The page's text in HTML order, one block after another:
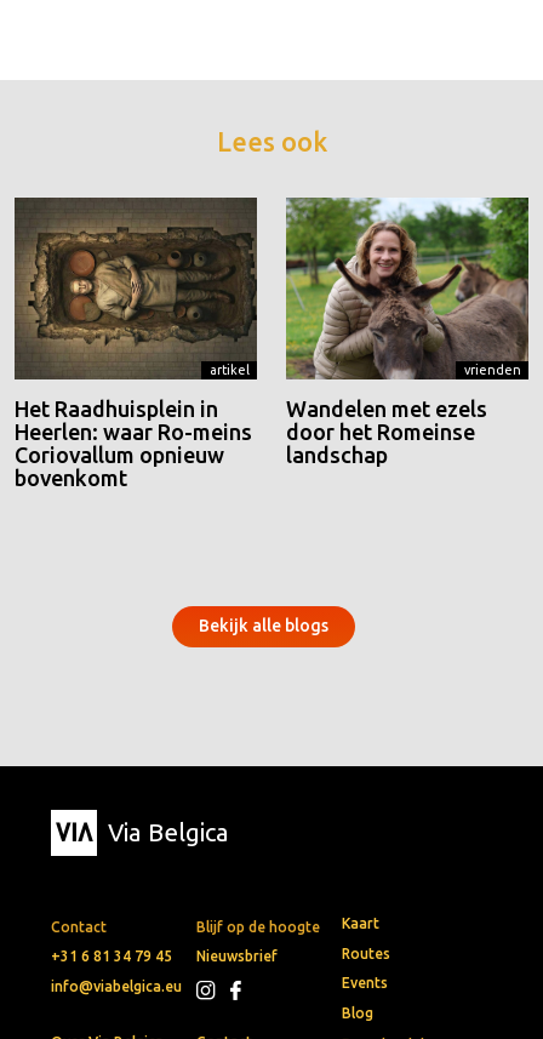
Lees ook
artikel
Het Raadhuisplein in
Heerlen: waar Ro-meins
Coriovallum opnieuw
bovenkomt
vrienden
Wandelen met ezels
door het Romeinse
landschap
Bekijk alle blogs
Via Belgica
Contact
+31 6 81 34 79 45
info@viabelgica.eu
Blijf op de hoogte
Nieuwsbrief
Kaart
Routes
Events
Blog